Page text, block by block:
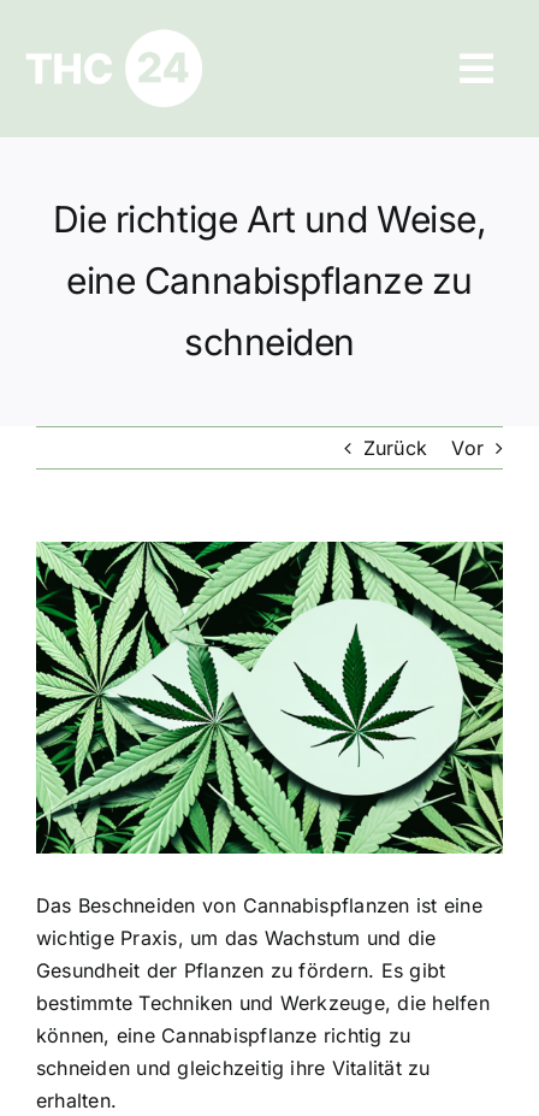
springen
Ratgeber
Hilfe und Kontakt
Datenschutz
Die richtige Art und Weise,
eine Cannabispflanze zu
schneiden
Zurück Vor
Zeige
grösseres
Bild
Das Beschneiden von Cannabispflanzen ist eine
wichtige Praxis, um das Wachstum und die
Gesundheit der Pflanzen zu fördern. Es gibt
bestimmte Techniken und Werkzeuge, die helfen
können, eine Cannabispflanze richtig zu
schneiden und gleichzeitig ihre Vitalität zu
erhalten.